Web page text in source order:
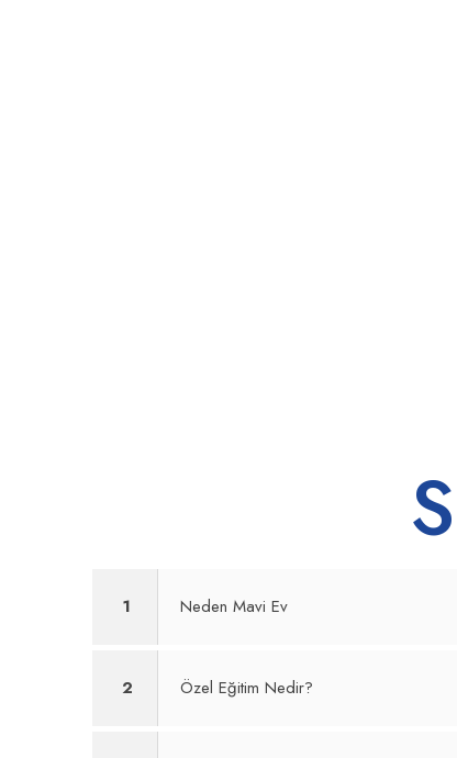
1 Neden Mavi Ev
2 Özel Eğitim Nedir?